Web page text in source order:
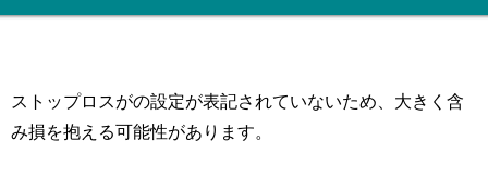
ストップロスがの設定が表記されていないため、大きく含
み損を抱える可能性があります。